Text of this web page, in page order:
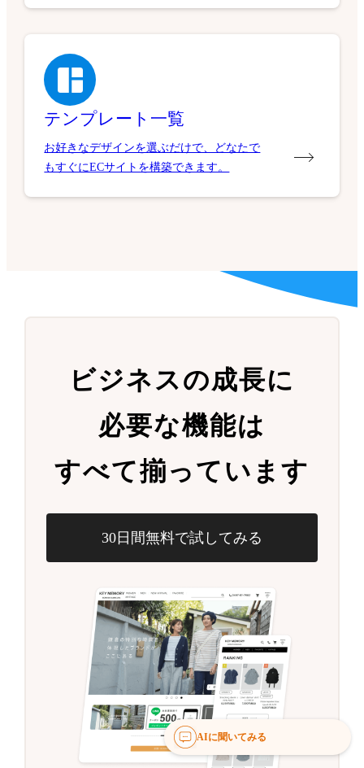
テンプレート一覧
お好きなデザインを選ぶだけで、どなたで
もすぐにECサイトを構築できます。
ビジネスの成長に
必要な機能は
すべて揃っています
30日間無料で試してみる
AIに聞いてみる